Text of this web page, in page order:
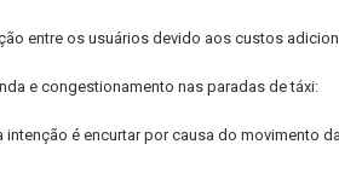
entre os usuários devido aos custos
e congestionamento nas paradas de táxi:
é encurtar por causa do movimento